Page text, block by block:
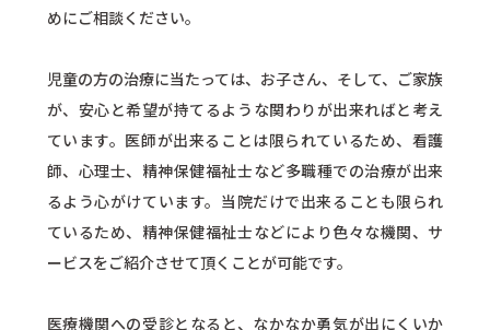
めにご相談ください。
児童の方の治療に当たっては、お子さん、そして、ご家族
が、安心と希望が持てるような関わりが出来ればと考え
ています。医師が出来ることは限られているため、看護
師、心理士、精神保健福祉士など多職種での治療が出来
るよう心がけています。当院だけで出来ることも限られ
ているため、精神保健福祉士などにより色々な機関、サ
ービスをご紹介させて頂くことが可能です。
医療機関への受診となると、なかなか勇気が出にくいか